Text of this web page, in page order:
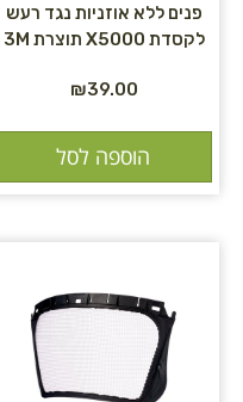
פנים ללא אוזניות נגד רעש
לקסדת X5000 תוצרת 3M
₪39.00
הוספה לסל